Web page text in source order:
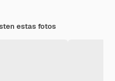
estas fotos